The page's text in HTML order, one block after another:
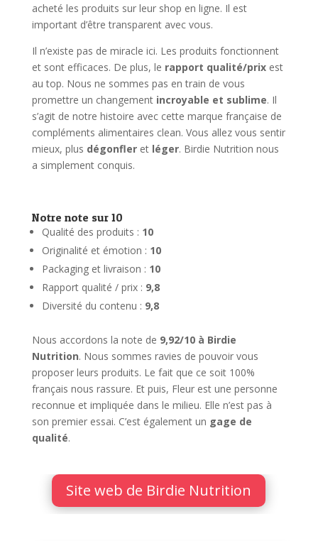
acheté les produits sur leur shop en ligne. Il est
important d’être transparent avec vous.
Il n’existe pas de miracle ici. Les produits fonctionnent
et sont efficaces. De plus, le rapport qualité/prixest
au top. Nous ne sommes pas en train de vous
promettre un changement incroyable et sublime. Il
s’agit de notre histoire avec cette marque française de
compléments alimentaires clean. Vous allez vous sentir
mieux, plus dégonfleret léger. Birdie Nutrition nous
a simplement conquis.
Notre note sur 10
Qualité des produits : 10
Originalité et émotion : 10
Packaging et livraison : 10
Rapport qualité / prix : 9,8
Diversité du contenu : 9,8
Nous accordons la note de 9,92/10 à Birdie
Nutrition. Nous sommes ravies de pouvoir vous
proposer leurs produits. Le fait que ce soit 100%
français nous rassure. Et puis, Fleur est une personne
reconnue et impliquée dans le milieu. Elle n’est pas à
son premier essai. C’est également un gage de
qualité.
Site web de Birdie Nutrition